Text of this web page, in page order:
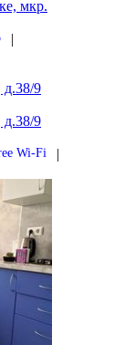
мкр.
|
д.38/9
|